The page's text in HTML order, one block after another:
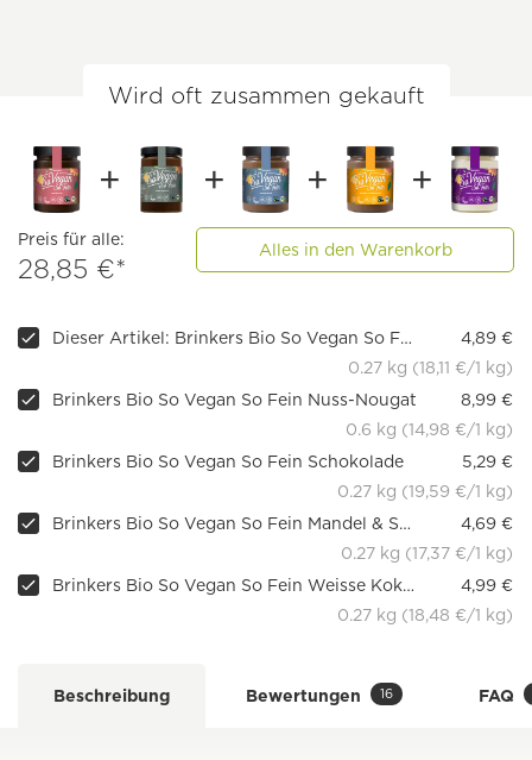
Wird oft zusammen gekauft
Preis für alle:
28,85 €*
Alles in den Warenkorb
Dieser Artikel: Brinkers Bio So Vegan So Fein Zartbitter
4,89 €
0.27 kg (18,11 €/1 kg)
Brinkers Bio So Vegan So Fein Nuss-Nougat
8,99 €
0.6 kg (14,98 €/1 kg)
Brinkers Bio So Vegan So Fein Schokolade
5,29 €
0.27 kg (19,59 €/1 kg)
Brinkers Bio So Vegan So Fein Mandel & Schokolade
4,69 €
0.27 kg (17,37 €/1 kg)
Brinkers Bio So Vegan So Fein Weisse Kokos
4,99 €
0.27 kg (18,48 €/1 kg)
Beschreibung Bewertungen 16 FAQ